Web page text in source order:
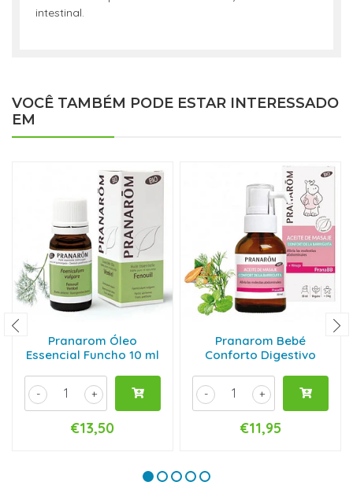
intestinal.
VOCÊ TAMBÉM PODE ESTAR INTERESSADO
EM
Pranarom Óleo
Essencial Funcho 10 ml
+
-
€13,50
Pranarom Bebé
Conforto Digestivo
+
-
€11,95